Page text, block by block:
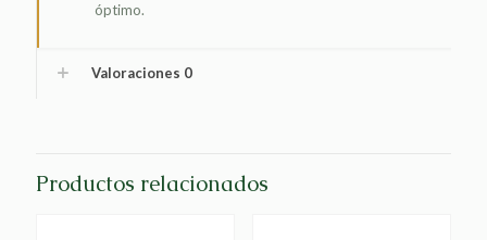
óptimo.
Valoraciones 0
Productos relacionados